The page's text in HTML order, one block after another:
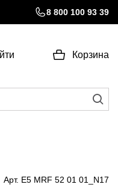
8 800 100 93 39
Корзина
Арт. E5 MRF 52 01 01_N17